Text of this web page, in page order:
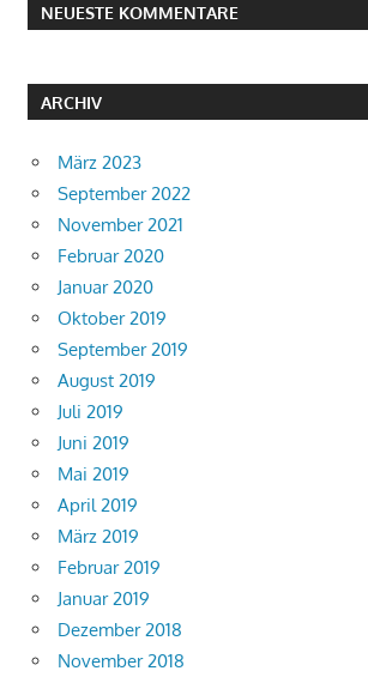
NEUESTE KOMMENTARE
ARCHIV
März 2023
September 2022
November 2021
Februar 2020
Januar 2020
Oktober 2019
September 2019
August 2019
Juli 2019
Juni 2019
Mai 2019
April 2019
März 2019
Februar 2019
Januar 2019
Dezember 2018
November 2018